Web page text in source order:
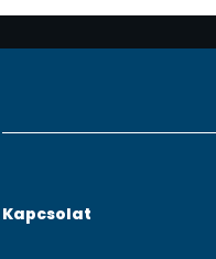
Kapcsolat